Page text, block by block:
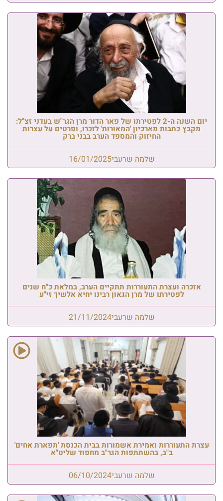
יום השנה ה-2 לפטירתו של פאר הדור מרן הגר"ש בעדני זצ"ל:
מקבץ כתבות מארכיון 'המאורות' לזכרו, ופרטים על עצרות
החיזוק והמספד הערב בבני ברק
שלמה שרעבי16/01/2025
אזכרה ועצרת התעוררות תתקיים הערב, במלאת כ"ח שנים
לפטירתו של מרן הגאון רבינו יחיא אלשיך זי"ע
שלמה שרעבי21/11/2024
עצרת התעוררות ואמירת אשמורות בבית הכנסת 'תפארת אחים'
ב"ב, בהשתתפות הגר"ב מחפוד שליט"א
שלמה שרעבי06/10/2024